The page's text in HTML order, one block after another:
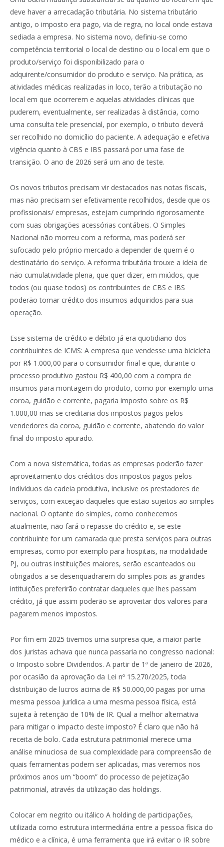
deve haver a arrecadação tributária. No sistema tributário
antigo, o imposto era pago, via de regra, no local onde estava
sediada a empresa. No sistema novo, definiu-se como
competência territorial o local de destino ou o local em que o
produto/serviço foi disponibilizado para o
adquirente/consumidor do produto e serviço. Na prática, as
atividades médicas realizadas in loco, terão a tributação no
local em que ocorrerem e aquelas atividades clínicas que
puderem, eventualmente, ser realizadas à distância, como
uma consulta tele presencial, por exemplo, o tributo deverá
ser recolhido no domicílio do paciente. A adequação e efetiva
vigência quanto à CBS e IBS passará por uma fase de
transição. O ano de 2026 será um ano de teste.
Os novos tributos precisam vir destacados nas notas fiscais,
mas não precisam ser efetivamente recolhidos, desde que os
profissionais/ empresas, estejam cumprindo rigorosamente
com suas obrigações acessórias contábeis. O Simples
Nacional não morreu com a reforma, mas poderá ser
sufocado pelo próprio mercado a depender de quem é o
destinatário do serviço. A reforma tributária trouxe a ideia de
não cumulatividade plena, que quer dizer, em miúdos, que
todos (ou quase todos) os contribuintes de CBS e IBS
poderão tomar crédito dos insumos adquiridos para sua
operação.
Esse sistema de crédito e débito já era quotidiano dos
contribuintes de ICMS: A empresa que vendesse uma bicicleta
por R$ 1.000,00 para o consumidor final e que, durante o
processo produtivo gastou R$ 400,00 com a compra de
insumos para montagem do produto, como por exemplo uma
coroa, guidão e corrente, pagaria imposto sobre os R$
1.000,00 mas se creditaria dos impostos pagos pelos
vendedores da coroa, guidão e corrente, abatendo do valor
final do imposto apurado.
Com a nova sistemática, todas as empresas poderão fazer
aproveitamento dos créditos dos impostos pagos pelos
indivíduos da cadeia produtiva, inclusive os prestadores de
serviços, com exceção daqueles que estão sujeitos ao simples
nacional. O optante do simples, como conhecemos
atualmente, não fará o repasse do crédito e, se este
contribuinte for um camarada que presta serviços para outras
empresas, como por exemplo para hospitais, na modalidade
PJ, ou outras instituições maiores, serão escanteados ou
obrigados a se desenquadrarem do simples pois as grandes
intituições preferirão contratar daqueles que lhes passam
crédito, já que assim poderão se aproveitar dos valores para
pagarem menos impostos.
Por fim em 2025 tivemos uma surpresa que, a maior parte
dos juristas achava que nunca passaria no congresso nacional:
o Imposto sobre Dividendos. A partir de 1ª de janeiro de 2026,
por ocasião da aprovação da Lei nº 15.270/2025, toda
distribuição de lucros acima de R$ 50.000,00 pagas por uma
mesma pessoa jurídica a uma mesma pessoa física, está
sujeita à retenção de 10% de IR. Qual a melhor alternativa
para mitigar o impacto deste imposto? É claro que não há
receita de bolo. Cada estrutura patrimonial merece uma
análise minuciosa de sua complexidade para compreensão de
quais ferramentas podem ser aplicadas, mas veremos nos
próximos anos um “boom” do processo de pejetização
patrimonial, através da utilização das holdings.
Colocar em negrito ou itálico A holding de participações,
utilizada como estrutura intermediária entre a pessoa física do
médico e a clínica, é uma ferramenta que irá evitar o IR sobre